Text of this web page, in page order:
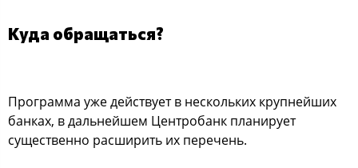
Куда обращаться?
Программа уже действует в нескольких крупнейших
банках, в дальнейшем Центробанк планирует
существенно расширить их перечень.